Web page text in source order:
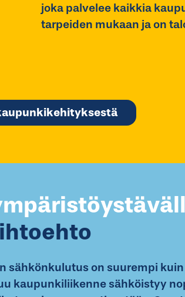
joka palvelee kaikkia
tarpeiden mukaan ja on
sähkönkulutus on suurempi
kaupunkiliikenne sähköistyy